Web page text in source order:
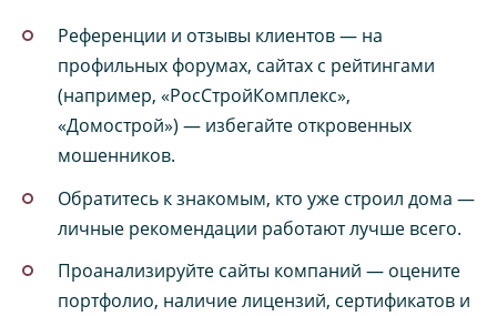
Референции и отзывы клиентов — на
профильных форумах, сайтах с рейтингами
(например, «РосСтройКомплекс»,
«Домострой») — избегайте откровенных
мошенников.
Обратитесь к знакомым, кто уже строил дома —
личные рекомендации работают лучше всего.
Проанализируйте сайты компаний — оцените
портфолио, наличие лицензий, сертификатов и